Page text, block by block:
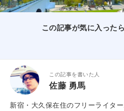
この記事が気に入った
この記事を書いた人
佐藤 勇馬
新宿・大久保在住のフリーライタ